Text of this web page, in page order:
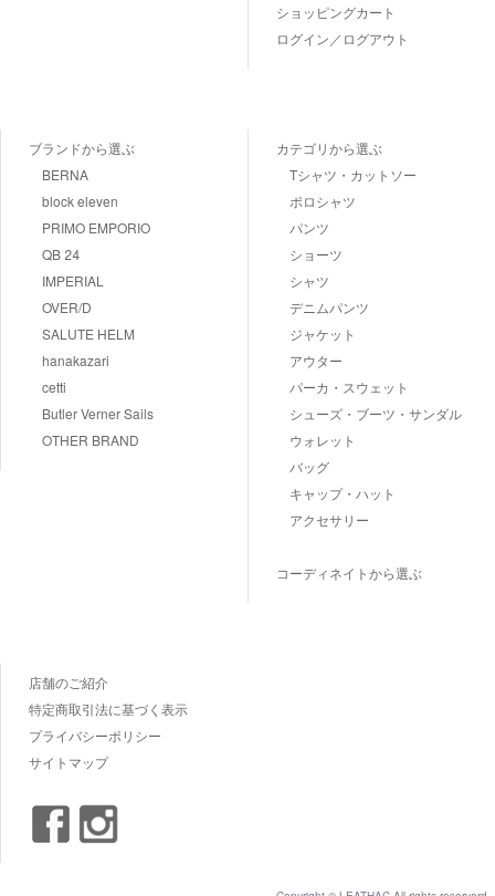
ショッピングカート
ログイン／ログアウト
ブランドから選ぶ
BERNA
block eleven
PRIMO EMPORIO
QB 24
IMPERIAL
OVER/D
SALUTE HELM
hanakazari
cetti
Butler Verner Sails
OTHER BRAND
カテゴリから選ぶ
Tシャツ・カットソー
ポロシャツ
パンツ
ショーツ
シャツ
デニムパンツ
ジャケット
アウター
パーカ・スウェット
シューズ・ブーツ・サンダル
ウォレット
バッグ
キャップ・ハット
アクセサリー
コーディネイトから選ぶ
店舗のご紹介
特定商取引法に基づく表示
プライバシーポリシー
サイトマップ